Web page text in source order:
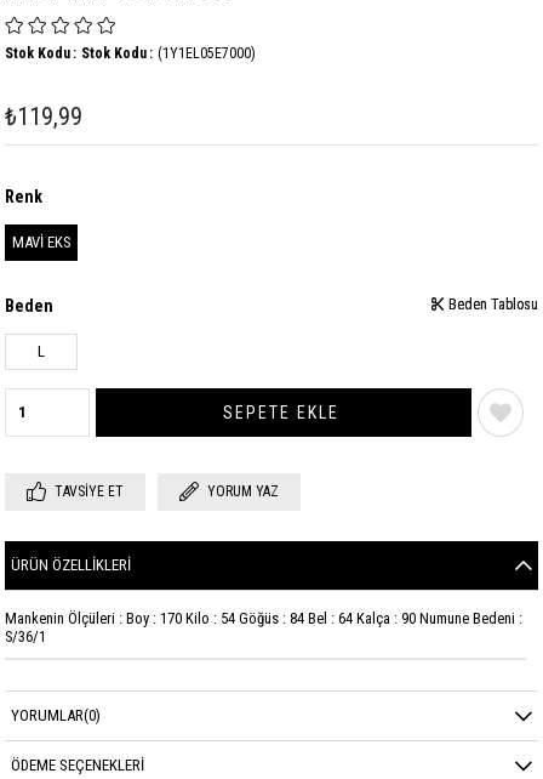
(1Y1EL05E7000)
Stok Kodu Stok Kodu
₺119,99
Renk
MAVİ EKS
Beden
L
Beden Tablosu
Beden Tablosu
TAVSIYE ET YORUM YAZ
ÜRÜN ÖZELLIKLERI
Mankenin Ölçüleri : Boy : 170 Kilo : 54 Göğüs : 84 Bel : 64 Kalça : 90 Numune Bedeni :
S/36/1
YORUMLAR(0)
ÖDEME SEÇENEKLERI